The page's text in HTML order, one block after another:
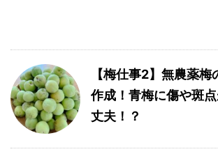
【梅仕事2】無農薬
作成！青梅に傷や斑
丈夫！？